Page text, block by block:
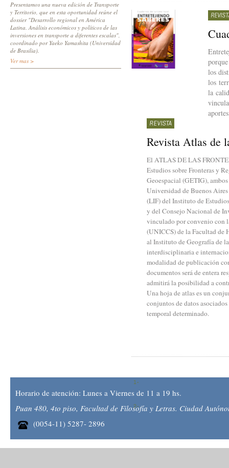
Presentamos una nueva edición de Transporte
y Territorio, que en esta oportunidad reúne el
dossier "Desarrollo regional en América
Latina. Análisis económicos y políticos de las
inversiones en transporte a diferentes escalas",
coordinado por Yaeko Yamashita (Universidad
de Brasilia).
Ver mas >
los
los
la
REVISTA
Revista Atlas de
El ATLAS DE LAS
Estudios sobre Fronteras y
Geoespacial (GETIG),
Universidad de Buenos
(LIF) del Instituto de
y del Consejo Nacional de
vinculado por convenio con
(UNICCS) de la Facultad de
al Instituto de Geografía de
interdisciplinaria e
modalidad de publicación
documentos será de entera
admitirá la posibilidad a
Una hoja de atlas es un
conjuntos de datos
temporal determinado.
Horario de atención: Lunes a Viernes de 11 a 19 hs.
Puan 480, 4to piso, Facultad de Filosofía y Letras. Ciudad
(0054-11) 5287- 2896